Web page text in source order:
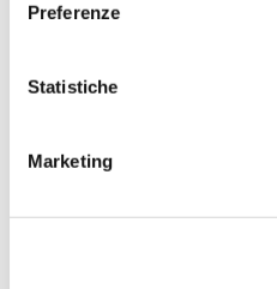
Preferenze
Statistiche
Marketing